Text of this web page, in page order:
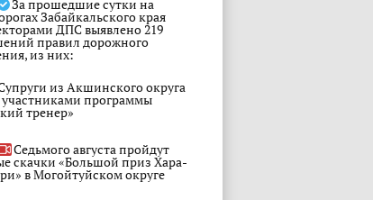
За прошедшие сутки на
Забайкальского края
ДПС выявлено 219
правил дорожного
из них:
из Акшинского округа
участниками программы
тренер»
Седьмого августа пройдут
скачки «Большой приз Хара-
в Могойтуйском округе